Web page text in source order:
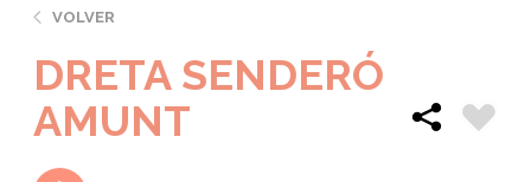
VOLVER
DRETA SENDERÓ
AMUNT